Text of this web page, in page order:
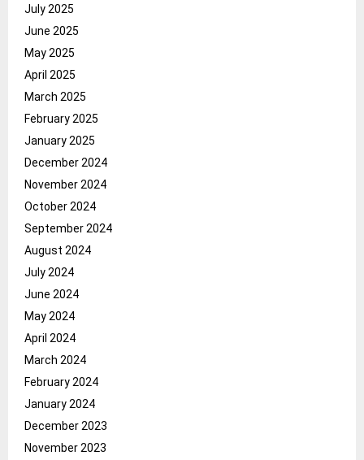
July 2025
June 2025
May 2025
April 2025
March 2025
February 2025
January 2025
December 2024
November 2024
October 2024
September 2024
August 2024
July 2024
June 2024
May 2024
April 2024
March 2024
February 2024
January 2024
December 2023
November 2023